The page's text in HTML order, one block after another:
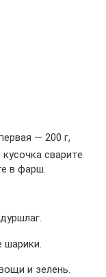
— 200 г,
сварите
в фарш.
шарики.
и зелень.